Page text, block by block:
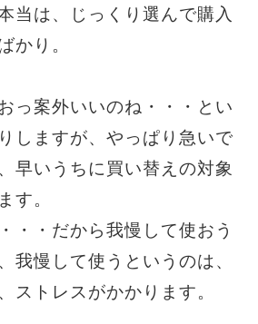
当は、じっくり選んで購入
かり。
っ案外いいのね・・・とい
しますが、やっぱり急いで
早いうちに買い替えの対象
す。
・・だから我慢して使おう
我慢して使うというのは、
ストレスがかかります。